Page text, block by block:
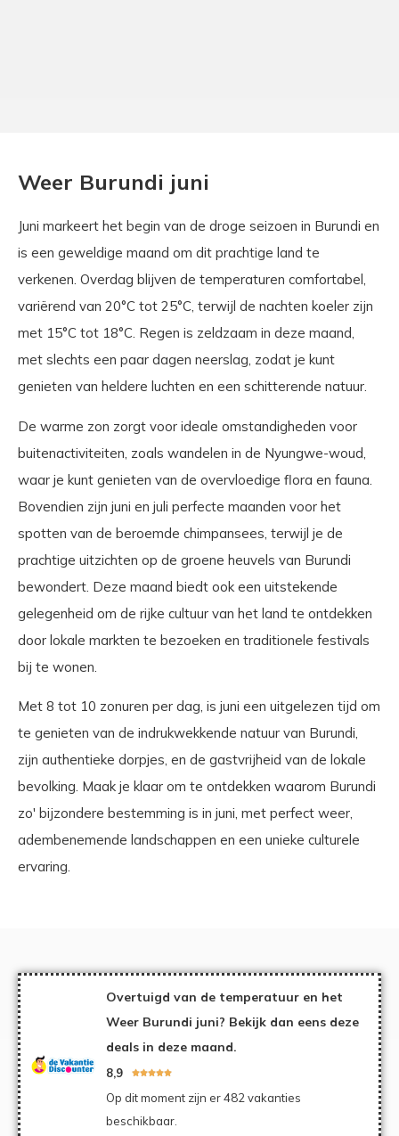
Weer Burundi juni
Juni markeert het begin van de droge seizoen in Burundi en
is een geweldige maand om dit prachtige land te
verkenen. Overdag blijven de temperaturen comfortabel,
variërend van 20°C tot 25°C, terwijl de nachten koeler zijn
met 15°C tot 18°C. Regen is zeldzaam in deze maand,
met slechts een paar dagen neerslag, zodat je kunt
genieten van heldere luchten en een schitterende natuur.
De warme zon zorgt voor ideale omstandigheden voor
buitenactiviteiten, zoals wandelen in de Nyungwe-woud,
waar je kunt genieten van de overvloedige flora en fauna.
Bovendien zijn juni en juli perfecte maanden voor het
spotten van de beroemde chimpansees, terwijl je de
prachtige uitzichten op de groene heuvels van Burundi
bewondert. Deze maand biedt ook een uitstekende
gelegenheid om de rijke cultuur van het land te ontdekken
door lokale markten te bezoeken en traditionele festivals
bij te wonen.
Met 8 tot 10 zonuren per dag, is juni een uitgelezen tijd om
te genieten van de indrukwekkende natuur van Burundi,
zijn authentieke dorpjes, en de gastvrijheid van de lokale
bevolking. Maak je klaar om te ontdekken waarom Burundi
zo' bijzondere bestemming is in juni, met perfect weer,
adembenemende landschappen en een unieke culturele
ervaring.
Overtuigd van de temperatuur en het
Weer Burundi juni? Bekijk dan eens deze
deals in deze maand.
8,9 
Op dit moment zijn er 482 vakanties
beschikbaar.